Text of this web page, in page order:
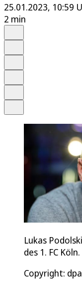
25.01.2023, 10:59
2 min
Lukas
des 1. FC Köln.
Copyright: dpa